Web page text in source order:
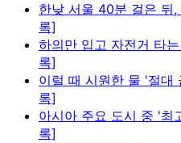
한낮 서울 40분 걸은 뒤
록]
하의만 입고 자전거 타
록]
이럴 때 시원한 물 '절대
록]
아시아 주요 도시 중 '최
록]